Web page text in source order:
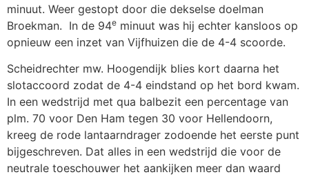
minuut. Weer gestopt door die dekselse doelman
Broekman. In de 94e minuut was hij echter kansloos op
opnieuw een inzet van Vijfhuizen die de 4-4 scoorde.
Scheidrechter mw. Hoogendijk blies kort daarna het
slotaccoord zodat de 4-4 eindstand op het bord kwam.
In een wedstrijd met qua balbezit een percentage van
plm. 70 voor Den Ham tegen 30 voor Hellendoorn,
kreeg de rode lantaarndrager zodoende het eerste punt
bijgeschreven. Dat alles in een wedstrijd die voor de
neutrale toeschouwer het aankijken meer dan waard